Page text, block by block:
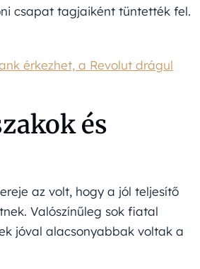
csapat tagjaiként tüntették fel.
érkezhet, a Revolut drágul
és
az volt, hogy a jól teljesítő
Valószínűleg sok fiatal
jóval alacsonyabbak voltak a